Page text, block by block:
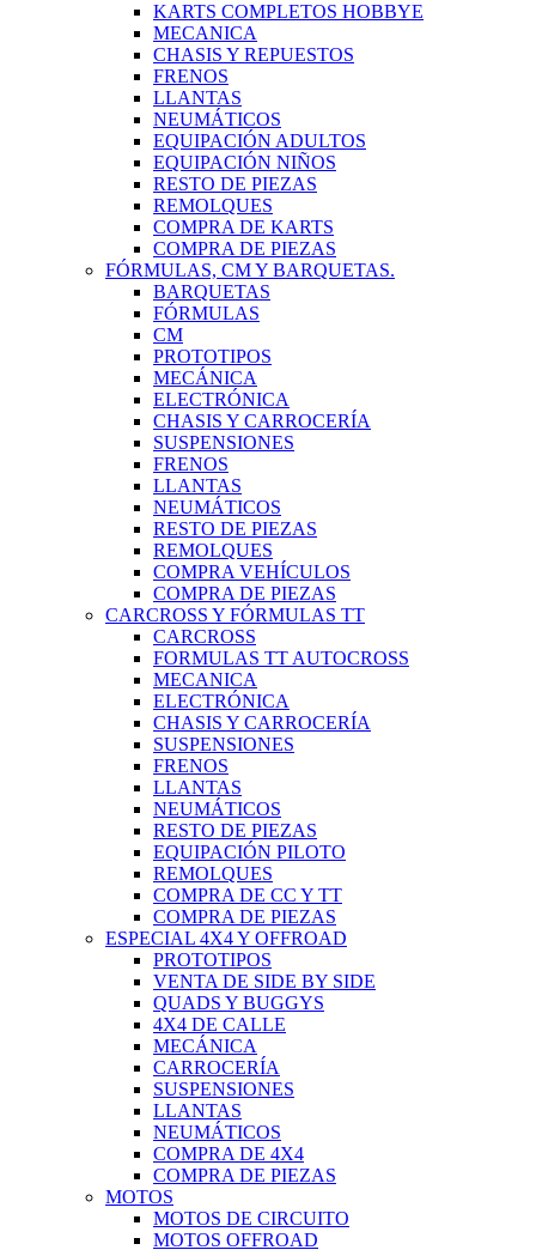
KARTS COMPLETOS HOBBYE
MECANICA
CHASIS Y REPUESTOS
FRENOS
LLANTAS
NEUMÁTICOS
EQUIPACIÓN ADULTOS
EQUIPACIÓN NIÑOS
RESTO DE PIEZAS
REMOLQUES
COMPRA DE KARTS
COMPRA DE PIEZAS
FÓRMULAS, CM Y BARQUETAS.
BARQUETAS
FÓRMULAS
CM
PROTOTIPOS
MECÁNICA
ELECTRÓNICA
CHASIS Y CARROCERÍA
SUSPENSIONES
FRENOS
LLANTAS
NEUMÁTICOS
RESTO DE PIEZAS
REMOLQUES
COMPRA VEHÍCULOS
COMPRA DE PIEZAS
CARCROSS Y FÓRMULAS TT
CARCROSS
FORMULAS TT AUTOCROSS
MECANICA
ELECTRÓNICA
CHASIS Y CARROCERÍA
SUSPENSIONES
FRENOS
LLANTAS
NEUMÁTICOS
RESTO DE PIEZAS
EQUIPACIÓN PILOTO
REMOLQUES
COMPRA DE CC Y TT
COMPRA DE PIEZAS
ESPECIAL 4X4 Y OFFROAD
PROTOTIPOS
VENTA DE SIDE BY SIDE
QUADS Y BUGGYS
4X4 DE CALLE
MECÁNICA
CARROCERÍA
SUSPENSIONES
LLANTAS
NEUMÁTICOS
COMPRA DE 4X4
COMPRA DE PIEZAS
MOTOS
MOTOS DE CIRCUITO
MOTOS OFFROAD